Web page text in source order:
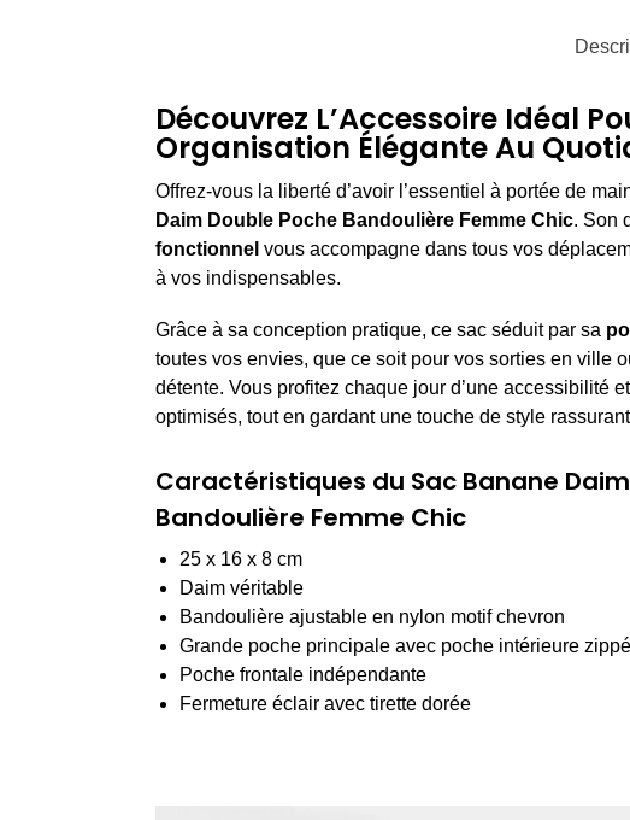
Découvrez L’Accessoire Idéal
Organisation Élégante Au
Offrez-vous la liberté d’avoir l’essentiel à portée de
Daim Double Poche Bandoulière Femme Chic. Son
fonctionnel vous accompagne dans tous vos
à vos indispensables.
Grâce à sa conception pratique, ce sac séduit par sa
toutes vos envies, que ce soit pour vos sorties en ville
détente. Vous profitez chaque jour d’une accessibilité
optimisés, tout en gardant une touche de style
Caractéristiques du Sac Banane
Bandoulière Femme Chic
25 x 16 x 8 cm
Daim véritable
Bandoulière ajustable en nylon motif chevron
Grande poche principale avec poche intérieure
Poche frontale indépendante
Fermeture éclair avec tirette dorée